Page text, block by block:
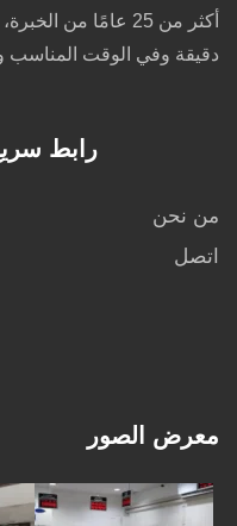
أكثر من 25 عامًا من
دقيقة وفي الوقت المناسب
رابط
من نحن
اتصل
معرض الصور